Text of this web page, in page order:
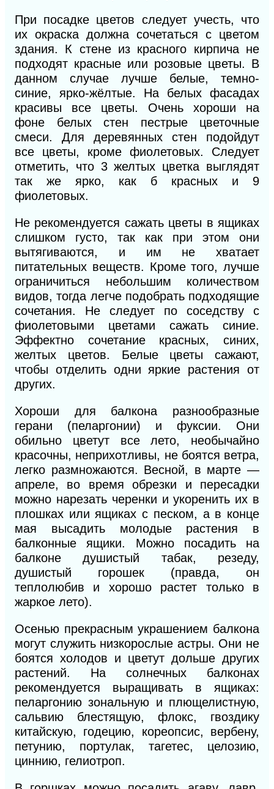
При посадке цветов следует учесть, что
их окраска должна сочетаться с цветом
здания. К стене из красного кирпича не
подходят красные или розовые цветы. В
данном случае лучше белые, темно-
синие, ярко-жёлтые. На белых фасадах
красивы все цветы. Очень хороши на
фоне белых стен пестрые цветочные
смеси. Для деревянных стен подойдут
все цветы, кроме фиолетовых. Следует
отметить, что 3 желтых цветка выглядят
так же ярко, как б красных и 9
фиолетовых.
Не рекомендуется сажать цветы в ящиках
слишком густо, так как при этом они
вытягиваются, и им не хватает
питательных веществ. Кроме того, лучше
ограничиться небольшим количеством
видов, тогда легче подобрать подходящие
сочетания. Не следует по соседству с
фиолетовыми цветами сажать синие.
Эффектно сочетание красных, синих,
желтых цветов. Белые цветы сажают,
чтобы отделить одни яркие растения от
других.
Хороши для балкона разнообразные
герани (пеларгонии) и фуксии. Они
обильно цветут все лето, необычайно
красочны, неприхотливы, не боятся ветра,
легко размножаются. Весной, в марте —
апреле, во время обрезки и пересадки
можно нарезать черенки и укоренить их в
плошках или ящиках с песком, а в конце
мая высадить молодые растения в
балконные ящики. Можно посадить на
балконе душистый табак, резеду,
душистый горошек (правда, он
теплолюбив и хорошо растет только в
жаркое лето).
Осенью прекрасным украшением балкона
могут служить низкорослые астры. Они не
боятся холодов и цветут дольше других
растений. На солнечных балконах
рекомендуется выращивать в ящиках:
пеларгонию зональную и плющелистную,
сальвию блестящую, флокс, гвоздику
китайскую, годецию, кореопсис, вербену,
петунию, портулак, тагетес, целозию,
циннию, гелиотроп.